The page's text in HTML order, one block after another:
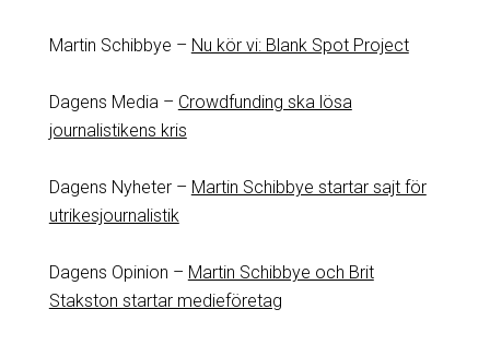
Martin Schibbye – Nu kör vi: Blank Spot Project
Dagens Media – Crowdfunding ska lösa
journalistikens kris
Dagens Nyheter – Martin Schibbye startar sajt för
utrikesjournalistik
Dagens Opinion – Martin Schibbye och Brit
Stakston startar medieföretag